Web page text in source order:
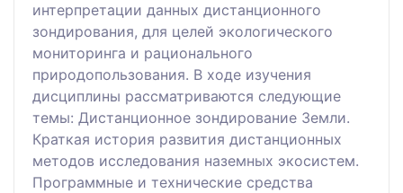
интерпретации данных дистанционного
зондирования, для целей экологического
мониторинга и рационального
природопользования. В ходе изучения
дисциплины рассматриваются следующие
темы: Дистанционное зондирование Земли.
Краткая история развития дистанционных
методов исследования наземных экосистем.
Программные и технические средства